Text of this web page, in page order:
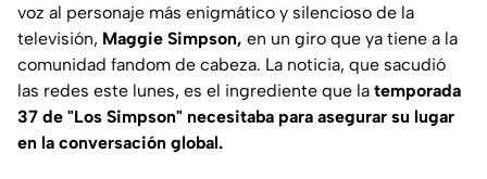
voz al personaje más enigmático y silencioso de la
televisión, Maggie Simpson, en un giro que ya tiene a la
comunidad fandom de cabeza. La noticia, que sacudió
las redes este lunes, es el ingrediente que la temporada
37 de "Los Simpson" necesitaba para asegurar su lugar
en la conversación global.